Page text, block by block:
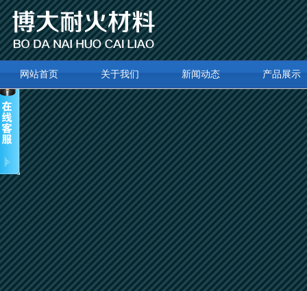
网站首页 关于我们 新闻动态 产品展示